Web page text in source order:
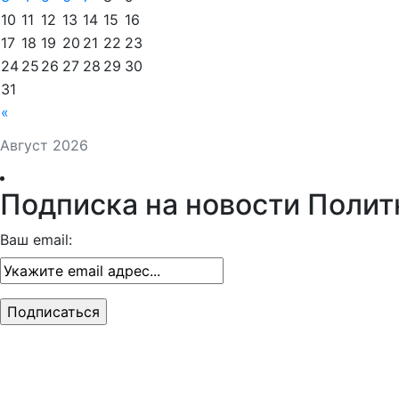
Август 2026
«
10 11 12 13 14 15 16
17 18 19 20 21 22 23
24 25 26 27 28 29 30
31
Подписка на новости
Ваш email: